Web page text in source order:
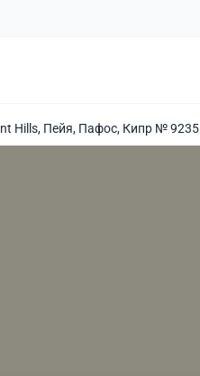
Hills, Пейя, Пафос, Кипр № 9235